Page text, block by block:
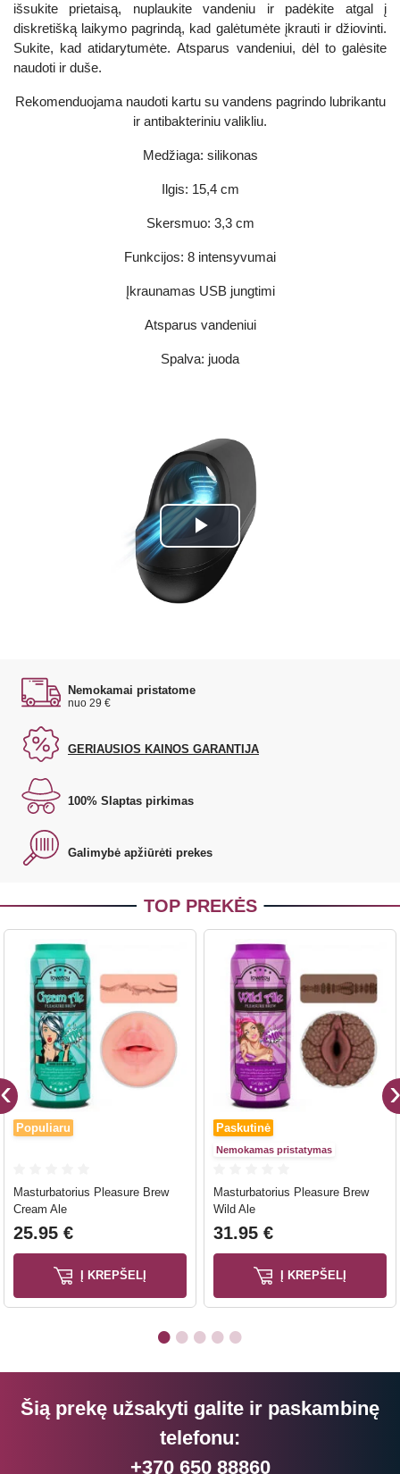
išsukite prietaisą, nuplaukite vandeniu ir padėkite atgal į
diskretišką laikymo pagrindą, kad galėtumėte įkrauti ir džiovinti.
Sukite, kad atidarytumėte. Atsparus vandeniui, dėl to galėsite
naudoti ir duše.
Rekomenduojama naudoti kartu su vandens pagrindo lubrikantu
ir antibakteriniu valikliu.
Medžiaga: silikonas
Ilgis: 15,4 cm
Skersmuo: 3,3 cm
Funkcijos: 8 intensyvumai
Įkraunamas USB jungtimi
Atsparus vandeniui
Spalva: juoda
Play
Video
Nemokamai pristatome
nuo 29 €
GERIAUSIOS KAINOS GARANTIJA
100% Slaptas pirkimas
Galimybė apžiūrėti prekes
TOP PREKĖS
Populiaru
Masturbatorius Pleasure Brew
Cream Ale
25.95 €
Į KREPŠELĮ
Paskutinė
Nemokamas pristatymas
Masturbatorius Pleasure Brew
Wild Ale
31.95 €
Į KREPŠELĮ
Šią prekę užsakyti galite ir paskambinę
telefonu:
+370 650 88860